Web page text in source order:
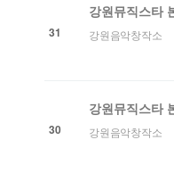
31
강원뮤직스타
강원음악창작소
30
강원뮤직스타
강원음악창작소